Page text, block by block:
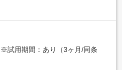
※試用期間：あり（3ヶ月/同条